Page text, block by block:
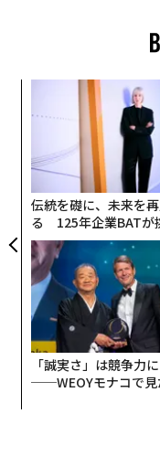
伝統を礎に、未来を
る 125年企業BATが
モークレスな未来
「誠実さ」は競争力
──WEOYモナコで見